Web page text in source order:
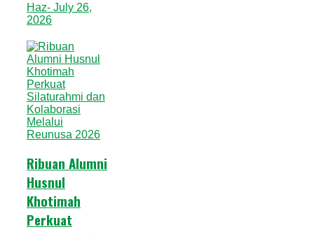
Haz- July 26,
2026
Ribuan Alumni
Husnul
Khotimah
Perkuat